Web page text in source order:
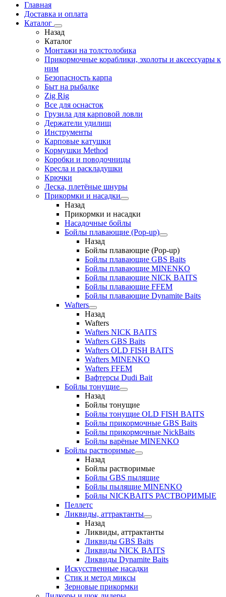
Главная
Доставка и оплата
Каталог
Назад
Каталог
Монтажи на толстолобика
Прикормочные кораблики, эхолоты и аксессуары к
ним
Безопасность карпа
Быт на рыбалке
Zig Rig
Все для оснасток
Грузила для карповой ловли
Держатели удилищ
Инструменты
Карповые катушки
Кормушки Method
Коробки и поводочницы
Кресла и раскладушки
Крючки
Леска, плетёные шнуры
Прикормки и насадки
Назад
Прикормки и насадки
Насадочные бойлы
Бойлы плавающие (Pop-up)
Назад
Бойлы плавающие (Pop-up)
Бойлы плавающие GBS Baits
Бойлы плавающие MINENKO
Бойлы плавающие NICK BAITS
Бойлы плавающие FFEM
Бойлы плавающие Dynamite Baits
Wafters
Назад
Wafters
Wafters NICK BAITS
Wafters GBS Baits
Wafters OLD FISH BAITS
Wafters MINENKO
Wafters FFEM
Вафтерсы Dudi Bait
Бойлы тонущие
Назад
Бойлы тонущие
Бойлы тонущие OLD FISH BAITS
Бойлы прикормочные GBS Baits
Бойлы прикормочные NickBaits
Бойлы варёные MINENKO
Бойлы растворимые
Назад
Бойлы растворимые
Бойлы GBS пылящие
Бойлы пылящие MINENKO
Бойлы NICKBAITS РАСТВОРИМЫЕ
Пеллетс
Ликвиды, аттрактанты
Назад
Ликвиды, аттрактанты
Ликвиды GBS Baits
Ликвиды NICK BAITS
Ликвиды Dynamite Baits
Искусственные насадки
Стик и метод миксы
Зерновые прикормки